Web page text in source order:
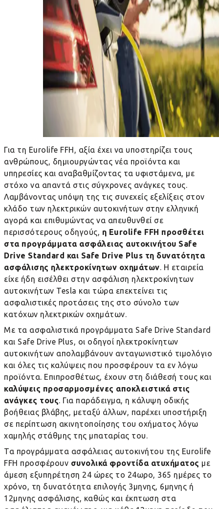
Για τη Eurolife FFH, αξία έχει να υποστηρίζει τους
ανθρώπους, δημιουργώντας νέα προϊόντα και
υπηρεσίες και αναβαθμίζοντας τα υφιστάμενα, με
στόχο να απαντά στις σύγχρονες ανάγκες τους.
Λαμβάνοντας υπόψη της τις συνεχείς εξελίξεις στον
κλάδο των ηλεκτρικών αυτοκινήτων στην ελληνική
αγορά και επιθυμώντας να απευθυνθεί σε
περισσότερους οδηγούς, η Eurolife FFH προσθέτει
στα προγράμματα ασφάλειας αυτοκινήτου Safe
Drive Standard και Safe Drive Plus τη δυνατότητα
ασφάλισης ηλεκτροκίνητων οχημάτων. Η εταιρεία
είχε ήδη εισέλθει στην ασφάλιση ηλεκτροκίνητων
αυτοκινήτων Tesla και τώρα επεκτείνει τις
ασφαλιστικές προτάσεις της στο σύνολο των
κατόχων ηλεκτρικών οχημάτων.
Με τα ασφαλιστικά προγράμματα Safe Drive Standard
και Safe Drive Plus, οι οδηγοί ηλεκτροκίνητων
αυτοκινήτων απολαμβάνουν ανταγωνιστικό τιμολόγιο
και όλες τις καλύψεις που προσφέρουν τα εν λόγω
προϊόντα. Επιπροσθέτως, έχουν στη διάθεσή τους και
καλύψεις προσαρμοσμένες αποκλειστικά στις
ανάγκες τους. Για παράδειγμα, η κάλυψη οδικής
βοήθειας βλάβης, μεταξύ άλλων, παρέχει υποστήριξη
σε περίπτωση ακινητοποίησης του οχήματος λόγω
χαμηλής στάθμης της μπαταρίας του.
Τα προγράμματα ασφάλειας αυτοκινήτου της Eurolife
FFH προσφέρουν συνολικά φροντίδα ατυχήματος με
άμεση εξυπηρέτηση 24 ώρες το 24ωρο, 365 ημέρες το
χρόνο, τη δυνατότητα επιλογής 3μηνης, 6μηνης ή
12μηνης ασφάλισης, καθώς και έκπτωση στα